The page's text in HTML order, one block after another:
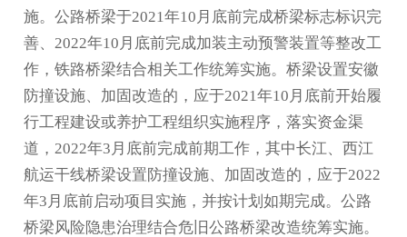
施。公路桥梁于2021年10月底前完成桥梁标志标识完
善、2022年10月底前完成加装主动预警装置等整改工
作，铁路桥梁结合相关工作统筹实施。桥梁设置安徽
防撞设施、加固改造的，应于2021年10月底前开始履
行工程建设或养护工程组织实施程序，落实资金渠
道，2022年3月底前完成前期工作，其中长江、西江
航运干线桥梁设置防撞设施、加固改造的，应于2022
年3月底前启动项目实施，并按计划如期完成。公路
桥梁风险隐患治理结合危旧公路桥梁改造统筹实施。